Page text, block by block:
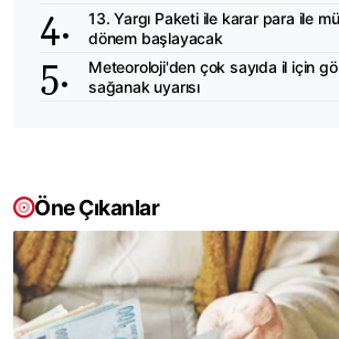
13. Yargı Paketi ile karar para ile
dönem başlayacak
Meteoroloji'den çok sayıda il için
sağanak uyarısı
Öne Çıkanlar